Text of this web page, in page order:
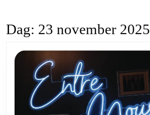
Dag: 23 november 2025